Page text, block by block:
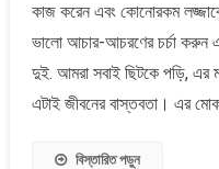
কাজ করেন এবং কোনোরকম
ভালো আচার-আচরণের চর্চা করুন
দুই. আমরা সবাই ছিটকে পড়ি, এর
এটাই জীবনের বাস্তবতা। এর
বিস্তারিত পড়ুন